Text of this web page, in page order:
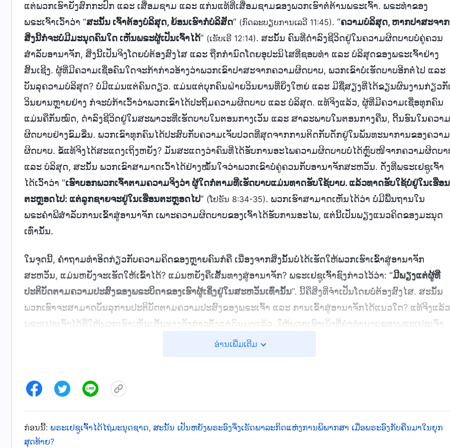
ແຕ່ພວກເຮົາຍັງສົກກະປົກ ແລະ ເສື່ອມຊາມ ແລະ ແກ່ນແທ້ທີ່ເສື່ອມຊາມຂອງພວກເຮົາຕໍ່ຕ້ານພຣະເຈົ້າ. ພຣະທຳຂອງ
ພຣະເຈົ້າເວົ້າວ່າ “ສະນັ້ນ ເຈົ້າຕ້ອງບໍລິສຸດ, ຍ້ອນເຮົາກໍ່ບໍລິສັດ” (ກົດລະບຽບການເລວີ 11:45). “ຄວາມບໍລິສຸດ, ຫາກປາສະຈາກ
ສິ່ງນີ້ກໍຈະບໍ່ມີມະນຸດຄົນໃດ ເຫັນພຣະຜູ້ເປັນເຈົ້າໄດ້” (ເຮັບເຣີ 12:14). ສະນັ້ນ ຄົນທີ່ດຳລົງຊີວິດຢູ່ໃນຄວາມຜິດບາບບໍ່ຄູ່ຄວນ
ສຳລັບອານາຈັກ, ສິ່ງນີ້ເປັນຈິງໂດຍບໍ່ຕ້ອງສົງໄສ ແລະ ຖືກກຳນົດໂດຍອຸປະນິໄສທີ່ຊອບທຳ ແລະ ບໍລິສຸດຂອງພຣະເຈົ້າຢ່າງ
ສິ້ນເຊີງ. ຜູ້ທີ່ມີຄວາມເຊື່ອຄົນໃດຈະກ້າກ່າວອ້າງວ່າພວກເຂົາປາສະຈາກຄວາມຜິດບາບ, ພວກເຂົາບໍ່ເຮັດບາບອີກຕໍ່ໄປ ແລະ
ບັນລຸຄວາມບໍລິສຸດ? ບໍ່ມີແມ່ນແຕ່ຄົນດຽວ. ແມ່ນແຕ່ບຸກຄົນຝ່າຍວິນຍານທີ່ຍິ່ງໃຫຍ່ ແລະ ມີຊື່ສຽງທີ່ໄດ້ຂຽນຜົນງານກ່ຽວກັ
ວິນຍານຫຼາຍຢ່າງ ກໍຈະບໍ່ກ້າເວົ້າວ່າພວກເຂົາໄດ້ປະຖິ້ມຄວາມຜິດບາບ ແລະ ບໍລິສຸດ. ແທ້ຈິງແລ້ວ, ຜູ້ທີ່ມີຄວາມເຊື່ອທຸກຄົນ
ແມ່ນຄືກັນໝົດ, ດຳລົງຊີວິດຢູ່ໃນສະພາວະທີ່ເຮັດບາບໃນຕອນກາງເວັນ ແລະ ສາລະພາບໃນຕອນກາງຄືນ, ດີ້ນຮົນໃນຄວາມ
ຜິດບາບຢ່າງຂົມຂື່ນ. ພວກເຂົາທຸກຄົນໄດ້ປະສົບກັບຄວາມເຈັບປວດທີ່ສຸດຈາກການຕິດກັບດັກຢູ່ໃນພັນທະນາການຂອງຄວາມ
ຜິດບາບ. ຂໍ້ແທ້ຈິງໄດ້ສະແດງເຖິງຫຍັງ? ມັນສະແດງວ່າຄົນທີ່ໄດ້ຮັບການອະໄພຄວາມຜິດບາບບໍ່ໄດ້ຫຼົບໜີຈາກຄວາມຜິດບາ
ແລະ ບໍລິສຸດ, ສະນັ້ນ ພວກເຂົາສາມາດເວົ້າໄດ້ຢ່າງໝັ້ນໃຈວ່າພວກເຂົາບໍ່ຄູ່ຄວນກັບອານາຈັກສະຫວັນ. ດັ່ງທີ່ພຣະເຢຊູເຈົ້າ
ໄດ້ເວົ້າວ່າ “ເຮົາບອກພວກເຈົ້າຕາມຄວາມຈິງວ່າ ຜູ້ໃດກໍຕາມທີ່ເຮັດບາບແມ່ນທາດຮັບໃຊ້ບາບ. ແລ້ວທາດຮັບໃຊ້ບໍ່ຢູ່ໃນເຮືອນ
ຕະຫຼອດໄປ: ແຕ່ລູກຊາຍຈະຢູ່ໃນເຮືອນຕະຫຼອດໄປ” (ໂຢຮັນ 8:34-35). ພວກເຮົາສາມາດເຫັນໄດ້ວ່າ ບໍ່ມີພື້ນຖານໃນ
ພຣະຄຳພີສຳລັບການເຂົ້າສູ່ອານາຈັກ ເພາະຄວາມຜິດບາບຂອງເຈົ້າໄດ້ຮັບການອະໄພ, ແຕ່ນີ້ເປັນພຽງແນວຄິດຂອງມະນຸດ
ເທົ່ານັ້ນ.
ໃນຈຸດນີ້, ຄຳຖາມທຳອິດກ່ຽວກັບຄວາມຄິດຂອງຫຼາຍຄົນກໍຄື ເນື່ອງຈາກສິ່ງນັ້ນບໍ່ໄດ້ເຮັດໃຫ້ພວກເຮົາເຂົ້າສູ່ອານາຈັກ
ສະຫວັນ, ແມ່ນຫຍັງຈະເຮັດໃຫ້ເຂົ້າໄດ້? ແມ່ນຫຍັງຄືເສັ້ນທາງສູ່ອານາຈັກ? ພຣະເຢຊູເຈົ້າຊົງກ່າວໄວ້ວ່າ: “ມີພຽງແຕ່ຜູ້ທີ່
ປະຕິບັດຕາມຄວາມປະສົງຂອງພຣະບິດາຂອງເຮົາຜູ້ເຊິ່ງຢູ່ໃນສະຫວັນເທົ່ານັ້ນ”. ນີ້ຄືສິ່ງທີ່ຈຳເປັນໂດຍບໍ່ຕ້ອງສົງໄສ. ສະນັ້ນ
ພວກເຮົາຈະສາມາດບັນລຸການປະຕິບັດຕາມຄວາມປະສົງຂອງພຣະເຈົ້າ ແລະ ການເຂົ້າສູ່ອານາຈັກໄດ້ແນວໃດ? ແທ້ຈິງແລ້
ພຣະເຢຊູເຈົ້າໄດ້ຊີ້ໃຫ້ພວກເຮົາເຫັນເສັ້ນທາງດັ່ງກ່າວຕັ້ງແຕ່ດົນມາແລ້ວ. ໃຫ້ພວກເຮົາເບິ່ງທີ່ຄຳທຳນາຍຂອງພຣະເຢຊູເຈົ້າ
ສຳລັບການເຂົ້າໃຈທີ່ດີຂຶ້ນ. ພຣະເຢຊູເຈົ້າຊົງກ່າວໄວ້ວ່າ: “ເຮົາຍັງມີຫລາຍສິ່ງທີ່ຈະບອກພວກເຈົ້າ ແຕ່ໃນເວລານີ້ພວກເຈົ້າ
ຂອງພຣະອົງເປັນຄວາມຈິງ”(ໂຢຮັນ 17:17)
ທີ່ຕັດສິນພວກເຂົາ, ພຣະທໍາທີ່ເຮົາໄດ້ກ່າວກໍຈະຕັດສິນພວກເຂົາໃນວັນສຸດທ້າຍເຊັ່ນກັນ” (ໂຢຮັນ 12:47-48)
ເພາະວ່າ
ພຣະບິດາບໍ່ພິພາກສາຄົນໃດຄົນໜຶ່ງ, ແຕ່ມອບການພິພາກສາທັງໝົດໃຫ້ແກ່ພຣະບຸດ
ອ່ານເພີ່ມເຕີມ
ກ່ອນນີ້: ພຣະເຢຊູເຈົ້າໄດ້ໄຖ່ມະນຸດຊາດ, ສະນັ້ນ ເປັນຫຍັງພຣະອົງຈຶ່ງເຮັດພາລະກິດແຫ່ງການພິພາກສາ ເມື່ອພຣະອົງກັບຄືນມາໃນຍຸກ
ສຸດທ້າຍ?